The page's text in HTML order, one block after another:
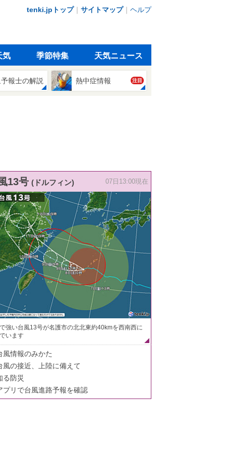
tenki.jpトップ｜ サイトマップ｜ ヘルプ
気 季節特集 天気ニュース
報士の解説 熱中症情報 注目
13号 (ドルフィン) 07日13:00現在
強い台風13号が名護市の北北東約40kmを西南西に
います
風情報のみかた
風の接近、上陸に備えて
る防災
プリで台風進路予報を確認